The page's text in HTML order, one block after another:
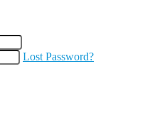
Lost Password?